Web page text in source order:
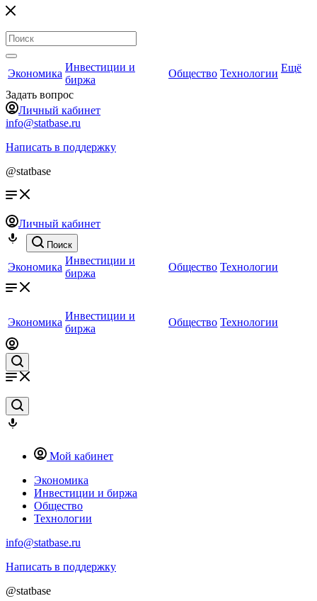
Экономика
Инвестиции и
биржа
Общество Технологии Ещё
Задать вопрос
Личный кабинет
info@statbase.ru
Написать в поддержку
@statbase
Личный кабинет
Поиск
Экономика
Инвестиции и
биржа
Общество Технологии
Экономика
Инвестиции и
биржа
Общество Технологии
Мой кабинет
Экономика
Инвестиции и биржа
Общество
Технологии
info@statbase.ru
Написать в поддержку
@statbase